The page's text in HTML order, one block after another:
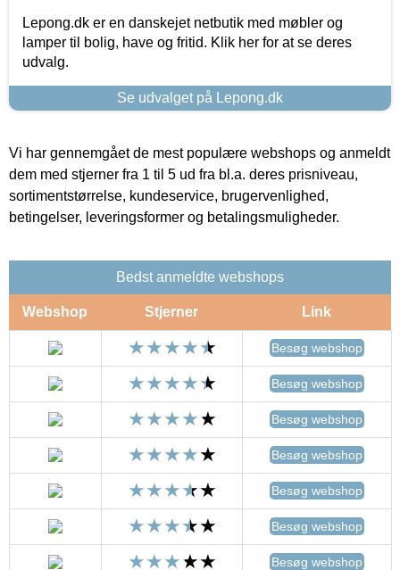
Lepong.dk er en danskejet netbutik med møbler og
lamper til bolig, have og fritid. Klik her for at se deres
udvalg.
Se udvalget på Lepong.dk
Vi har gennemgået de mest populære webshops og anmeldt
dem med stjerner fra 1 til 5 ud fra bl.a. deres prisniveau,
sortimentstørrelse, kundeservice, brugervenlighed,
betingelser, leveringsformer og betalingsmuligheder.
Bedst anmeldte webshops
Webshop Stjerner Link
Besøg webshop
Besøg webshop
Besøg webshop
Besøg webshop
Besøg webshop
Besøg webshop
Besøg webshop